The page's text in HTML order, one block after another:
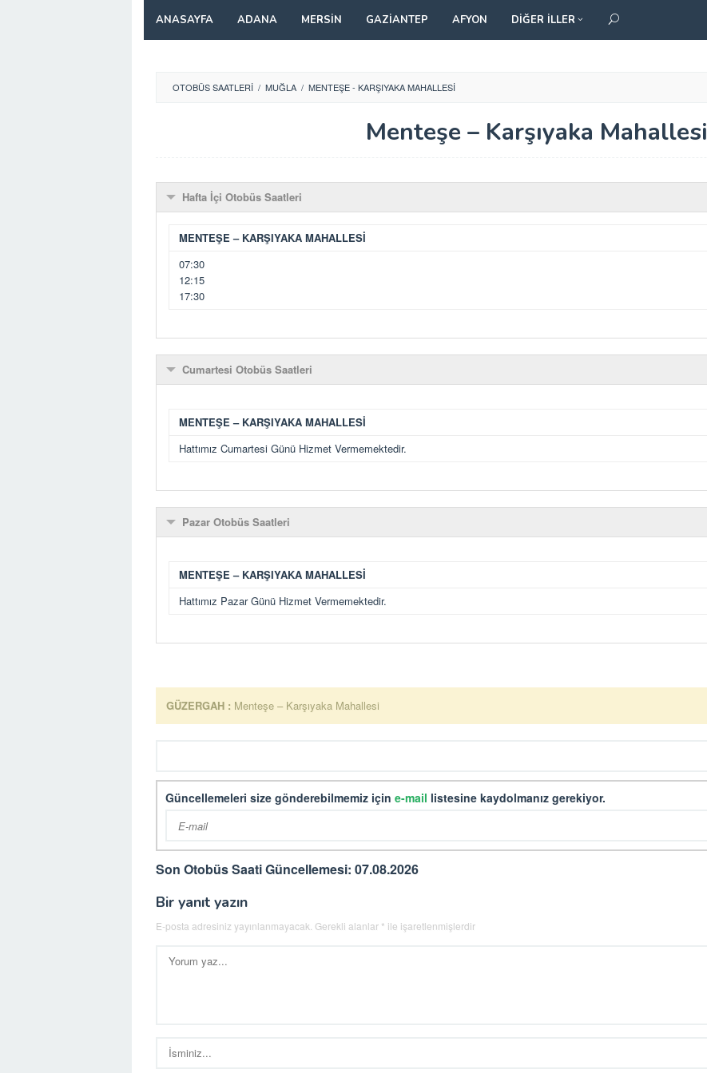
content
ANASAYFA ADANA MERSIN GAZIANTEP AFYON DIĞER İLLER
OTOBÜS SAATLERI / MUĞLA / MENTEŞE - KARŞIYAKA MAHALLESI
Menteşe – Karşıyaka Mahallesi
Hafta İçi Otobüs Saatleri
MENTEŞE – KARŞIYAKA MAHALLESİ
07:30
12:15
17:30
Cumartesi Otobüs Saatleri
MENTEŞE – KARŞIYAKA MAHALLESİ
Hattımız Cumartesi Günü Hizmet Vermemektedir.
Pazar Otobüs Saatleri
MENTEŞE – KARŞIYAKA MAHALLESİ
Hattımız Pazar Günü Hizmet Vermemektedir.
GÜZERGAH : Menteşe – Karşıyaka Mahallesi
Güncellemeleri size gönderebilmemiz için e-mail listesine kaydolmanız gerekiyor.
Son Otobüs Saati Güncellemesi: 07.08.2026
Bir yanıt yazın
E-posta adresiniz yayınlanmayacak. Gerekli alanlar * ile işaretlenmişlerdir